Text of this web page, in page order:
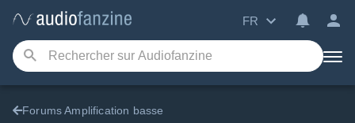
FR
Forums Amplification basse